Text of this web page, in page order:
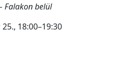
Falakon belül
18:00–19:30